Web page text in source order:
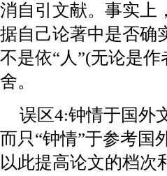
消自引文献。事实上
据自己论著中是否确
不是依“人”(无论是
舍。
误区4:钟情于国外
而只“钟情”于参考国
以此提高论文的档次